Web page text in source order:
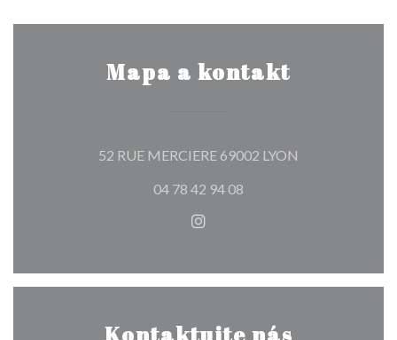
Mapa a kontakt
52 RUE MERCIERE 69002 LYON
04 78 42 94 08
Instagram ((otevře se v